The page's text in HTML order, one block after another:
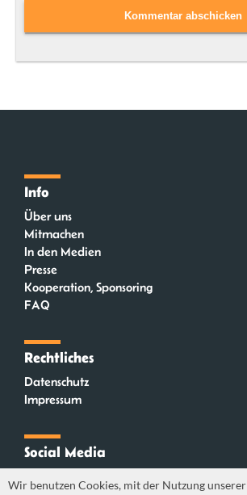
Info
Über uns
Mitmachen
In den Medien
Presse
Kooperation, Sponsoring
FAQ
Rechtliches
Datenschutz
Impressum
Social Media
Wir benutzen Cookies, mit der Nutzung unserer